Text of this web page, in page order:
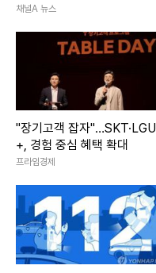
채널A 뉴스
"장기고객 잡자"…SKT·LGU
+, 경험 중심 혜택 확대
프라임경제